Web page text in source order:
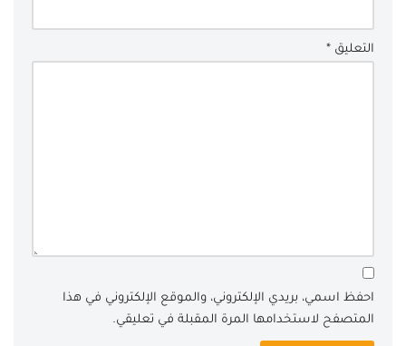
التعليق *
احفظ اسمي، بريدي الإلكتروني، والموقع الإلكتروني في هذا
المتصفح لاستخدامها المرة المقبلة في تعليقي.